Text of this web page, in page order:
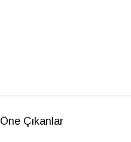
Öne Çıkanlar